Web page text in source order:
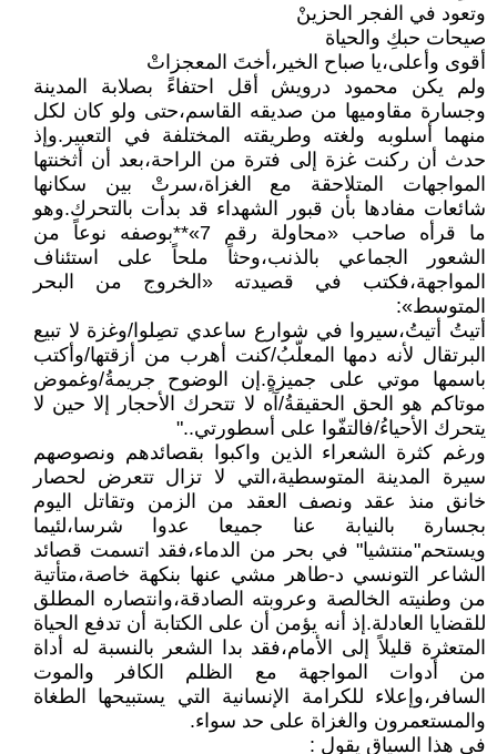
وتعود في الفجر الحزينْ
صيحات حبكِ والحياة
أقوى وأعلى،يا صباح الخير،أختَ المعجزاتْ
ولم يكن محمود درويش أقل احتفاءً بصلابة المدينة
وجسارة مقاوميها من صديقه القاسم،حتى ولو كان لكل
منهما أسلوبه ولغته وطريقته المختلفة في التعبير.وإذ
حدث أن ركنت غزة إلى فترة من الراحة،بعد أن أثخنتها
المواجهات المتلاحقة مع الغزاة،سرتْ بين سكانها
شائعات مفادها بأن قبور الشهداء قد بدأت بالتحرك.وهو
ما قرأه صاحب «محاولة رقم 7»**بوصفه نوعاً من
الشعور الجماعي بالذنب،وحثاً ملحاً على استئناف
المواجهة،فكتب في قصيدته «الخروج من البحر
المتوسط»:
أتيتُ أتيتُ،سيروا في شوارع ساعدي تصِلوا/وغزة لا تبيع
البرتقال لأنه دمها المعلّبُ/كنت أهرب من أزقتها/وأكتب
باسمها موتي على جميزةٍ.إن الوضوح جريمةُ/وغموض
موتاكم هو الحق الحقيقةُ/آه لا تتحرك الأحجار إلا حين لا
يتحرك الأحياءُ/فالتفّوا على أسطورتي.."
ورغم كثرة الشعراء الذين واكبوا بقصائدهم ونصوصهم
سيرة المدينة المتوسطية،التي لا تزال تتعرض لحصار
خانق منذ عقد ونصف العقد من الزمن وتقاتل اليوم
بجسارة بالنيابة عنا جميعا عدوا شرسا،لئيما
ويستحم"منتشيا" في بحر من الدماء،فقد اتسمت قصائد
الشاعر التونسي د-طاهر مشي عنها بنكهة خاصة،متأتية
من وطنيته الخالصة وعروبته الصادقة،وانتصاره المطلق
للقضايا العادلة.إذ أنه يؤمن أن على الكتابة أن تدفع الحياة
المتعثرة قليلاً إلى الأمام،فقد بدا الشعر بالنسبة له أداة
من أدوات المواجهة مع الظلم الكافر والموت
السافر،وإعلاء للكرامة الإنسانية التي يستبيحها الطغاة
والمستعمرون والغزاة على حد سواء.
في هذا السياق يقول :